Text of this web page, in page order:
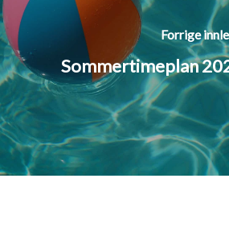
Forrige
Sommertimeplan